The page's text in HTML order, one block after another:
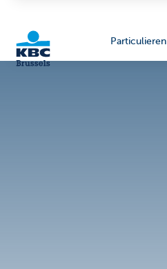
Particulieren